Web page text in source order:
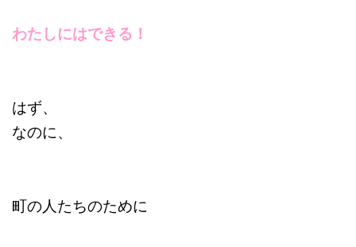
わたしにはできる！
はず、
なのに、
町の人たちのために